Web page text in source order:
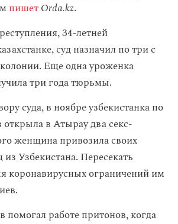
пишетOrda.kz.
34-летней
суд назначил по три с
Еще одна уроженка
три года тюрьмы.
суда, в ноябре узбекистанка по
в Атырау два секс-
женщина привозила своих
из Узбекистана. Пересекать
коронавирусных ограничений им
помогал работе притонов, когда